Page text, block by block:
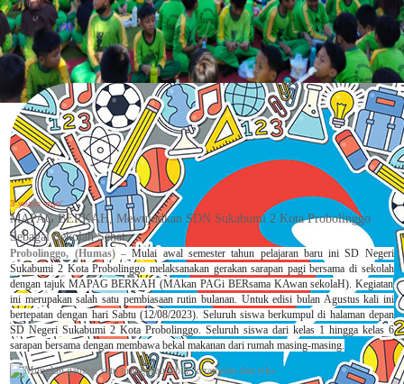
3 years 'ago'
MAPAG BERKAH, Mewujudkan SDN Sukabumi 2 Kota Probolinggo
Sebagai Sekolah Sehat
Probolinggo, (Humas)–Mulai awal semester tahun pelajaran baru iniSD Negeri
Sukabumi 2 Kota Probolinggo melaksanakan gerakan sarapan pagi bersama di sekolah
dengan tajuk MAPAG BERKAH (MAkan PAGi BERsama KAwan sekolaH). Kegiatan
ini merupakan salah satu pembiasaan rutin bulanan. Untuk edisi bulan Agustus kali ini
bertepatan dengan hari Sabtu (12/08/2023). Seluruh siswa berkumpul di halaman depan
SD Negeri Sukabumi 2 Kota Probolinggo. Seluruh siswa dari kelas 1 hingga kelas 6
sarapan bersama dengan membawa bekal makanan dari rumah masing-masing.